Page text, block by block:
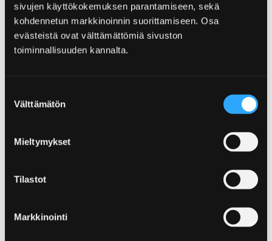
sivujen käyttökokemuksen parantamiseen, sekä
kohdennetun markkinoinnin suorittamiseen. Osa
evästeistä ovat välttämättömiä sivuston
toiminnallisuuden kannalta.
valinta
Välttämätön
Mieltymykset
Tilastot
Markkinointi
VärldsberömdaJuselius mausoleum, gamla staden i
Björneborg, nationalstadsparken och torget inbjuder
till att bekanta sig med lokala sevärdheter.